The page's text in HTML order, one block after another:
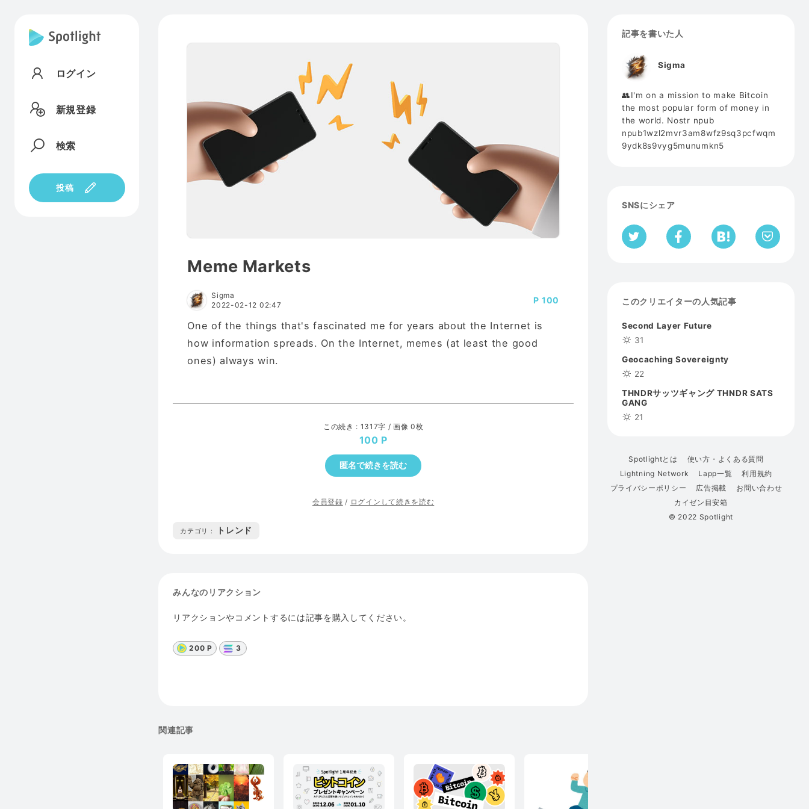
ログイン
新規登録
検索
投稿
Meme Markets
Sigma
2022-02-12 02:47
100
One of the things that's fascinated me for years about the Internet is
how information spreads. On the Internet, memes (at least the good
ones) always win.
この続き : 1317字 / 画像 0枚
100
匿名で続きを読む
会員登録 / ログインして続きを読む
カテゴリ : トレンド
みんなのリアクション
リアクションやコメントするには記事を購入してください。
200 P 3
関連記事
記事を書いた人
Sigma
👥I'm on a mission to make Bitcoin
the most popular form of money in
the world. Nostr npub
npub1wzl2mvr3am8wfz9sq3pcfwqm
9ydk8s9vyg5munumkn5
SNSにシェア
このクリエイターの人気記事
Second Layer Future
31
Geocaching Sovereignty
22
THNDRサッツギャング THNDR SATS
GANG
21
Spotlightとは
使い方・よくある質問
Lightning Network
Lapp一覧
利用規約
プライバシーポリシー
広告掲載
お問い合わせ
カイゼン目安箱
© 2022 Spotlight